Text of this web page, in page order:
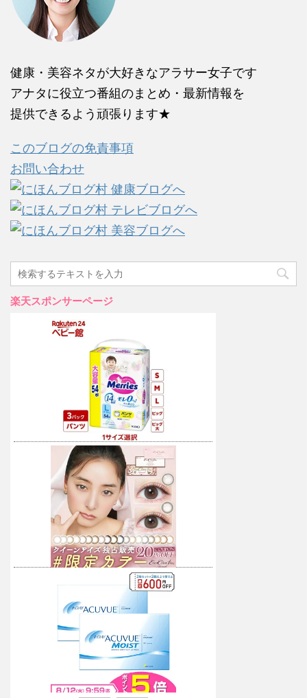
健康・美容ネタが大好きなアラサー女子です
アナタに役立つ番組のまとめ・最新情報を
提供できるよう頑張ります★
このブログの免責事項
お問い合わせ
楽天スポンサーページ